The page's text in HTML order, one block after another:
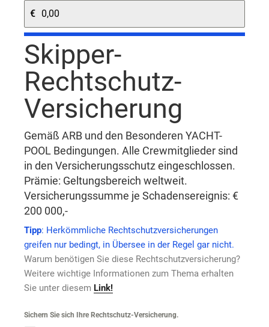
€
Skipper-
Rechtschutz-
Versicherung
Gemäß ARB und den Besonderen YACHT-
POOL Bedingungen. Alle Crewmitglieder sind
in den Versicherungsschutz eingeschlossen.
Prämie: Geltungsbereich weltweit.
Versicherungssumme je Schadensereignis: €
200 000,-
Tipp: Herkömmliche Rechtschutzversicherungen
greifen nur bedingt, in Übersee in der Regel gar nicht.
Warum benötigen Sie diese Rechtschutzversicherung?
Weitere wichtige Informationen zum Thema erhalten
Sie unter diesem Link!
Sichern Sie sich Ihre Rechtschutz-Versicherung.